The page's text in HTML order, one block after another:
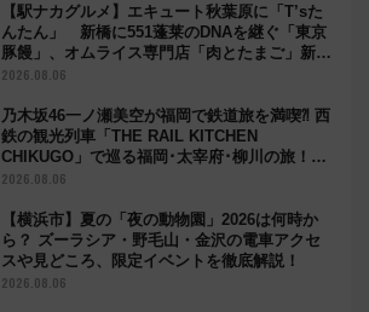
【駅ナカグルメ】エキュート秋葉原に「T’sた
んたん」 新橋に551蓬莱のDNAを継ぐ「東京
豚饅」、オムライス専門店「肉とたまご」新グ
ルメ続々登場！【2026年8月】
2026.08.06
乃木坂46一ノ瀬美空が福岡で鉄道旅を満喫⁈ 西
鉄の観光列車「THE RAIL KITCHEN
CHIKUGO」で巡る福岡･太宰府･柳川の旅！
YouTubeが公開に
2026.08.06
【横浜市】夏の「夜の動物園」2026は何時か
ら？ ズーラシア・野毛山・金沢の電車アクセ
スや見どころ、限定イベントを徹底解説！
2026.08.06